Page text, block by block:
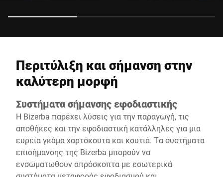
μειώσουν τα απόβλητα, να αυξήσουν τον χρόνο
παραγωγικής αποδοτικότητας, ικανοποιώντας
παράλληλα τις μεταβαλλόμενες προσδοκίες των
λιανοπωλητών και τις κανονιστικές απαιτήσεις.
Περιτύλιξη και σήμανση στην
καλύτερη μορφή
Συστήματα σήμανσης εφοδιαστικής
Η Bizerba παρέχει λύσεις για την παραγωγή, τις
αποθήκες και την εφοδιαστική κατάλληλες για μια
ευρεία γκάμα χαρτόκουτα και κουτιά. Τα συστήματα
επισήμανσης της Bizerba μπορούν να
ενσωματωθούν απρόσκοπτα με εσωτερικά